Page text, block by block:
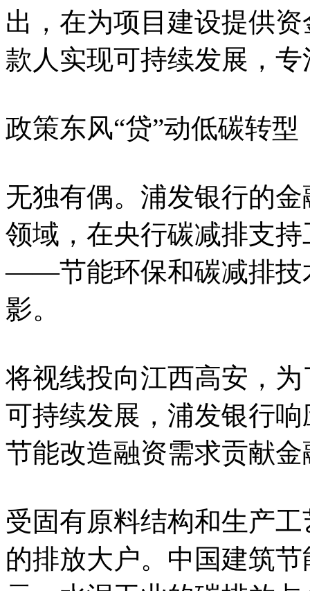
出，在为项目建设提供
款人实现可持续发展，
政策东风“贷”动低碳转型
无独有偶。浦发银行的
领域，在央行碳减排支
——节能环保和碳减排技
影。
将视线投向江西高安，
可持续发展，浦发银行
节能改造融资需求贡献
受固有原料结构和生产
的排放大户。中国建筑